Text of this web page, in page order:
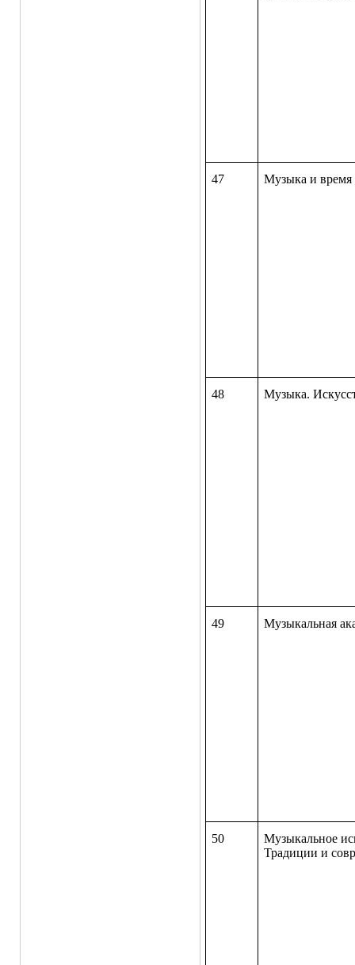
47 Музыка и время
48 Музыка.
49 Музыкальная
50
Музыкальное
Традиции и